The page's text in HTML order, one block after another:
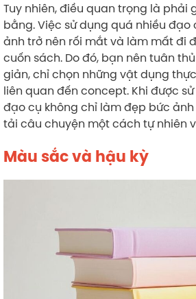
Tuy nhiên, điều quan trọng là phải
bằng. Việc sử dụng quá nhiều đạo
ảnh trở nên rối mắt và làm mất đi
cuốn sách. Do đó, bạn nên tuân
giản, chỉ chọn những vật dụng
liên quan đến concept. Khi được
đạo cụ không chỉ làm đẹp bức
tải câu chuyện một cách tự nhiên
Màu sắc và hậu kỳ